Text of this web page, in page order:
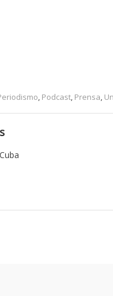
, Podcast, Prensa,